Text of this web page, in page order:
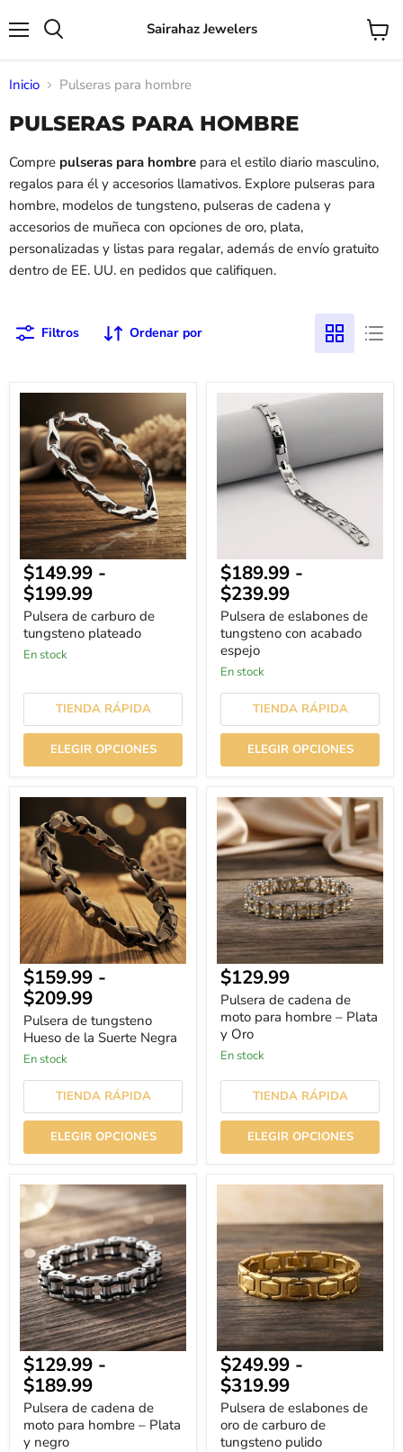
Sairahaz Jewelers
Ver
Inicio Pulseras para hombre
PULSERAS PARA HOMBRE
Compre pulseras para hombre para el estilo diario masculino,
regalos para él y accesorios llamativos. Explore pulseras para
hombre, modelos de tungsteno, pulseras de cadena y
accesorios de muñeca con opciones de oro, plata,
personalizadas y listas para regalar, además de envío gratuito
dentro de EE. UU. en pedidos que califiquen.
Filtros Ordenar por
Pulsera
carburo
de
tungsteno
plateado
$149.99 -
$199.99
Pulsera de carburo de
tungsteno plateado
En stock
TIENDA RÁPIDA
ELEGIR OPCIONES
Pulsera
de
eslabones
acabado
espejo
$189.99 -
$239.99
Pulsera de eslabones de
tungsteno con acabado
espejo
En stock
TIENDA RÁPIDA
ELEGIR OPCIONES
Pulsera
tungsteno
Hueso
de
la
Suerte
Negra
$159.99 -
$209.99
Pulsera de tungsteno
Hueso de la Suerte Negra
En stock
TIENDA RÁPIDA
ELEGIR OPCIONES
Pulsera
de
cadena
de
moto
para
hombre
–
Plata
y
Oro
Precio
actual
$129.99
Pulsera de cadena de
moto para hombre – Plata
y Oro
En stock
TIENDA RÁPIDA
ELEGIR OPCIONES
Pulsera
cadena
de
moto
para
hombre
–
Plata
y
negro
$129.99 -
$189.99
Pulsera de cadena de
moto para hombre – Plata
y negro
Pulsera
eslabones
oro
de
carburo
de
tungsteno
pulido
$249.99 -
$319.99
Pulsera de eslabones de
oro de carburo de
tungsteno pulido